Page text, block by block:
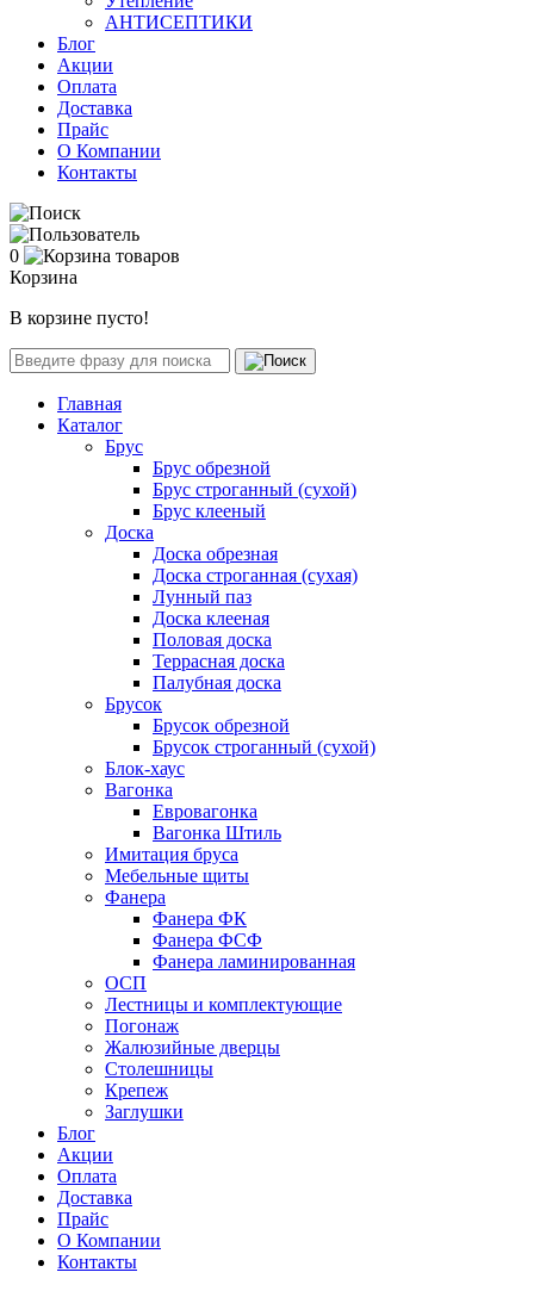
АНТИСЕПТИКИ
Блог
Акции
Оплата
Доставка
Прайс
О Компании
Контакты
0
Корзина
В корзине пусто!
Главная
Каталог
Брус
Брус обрезной
Брус строганный (сухой)
Брус клееный
Доска
Доска обрезная
Доска строганная (сухая)
Лунный паз
Доска клееная
Половая доска
Террасная доска
Палубная доска
Брусок
Брусок обрезной
Брусок строганный (сухой)
Блок-хаус
Вагонка
Евровагонка
Вагонка Штиль
Имитация бруса
Мебельные щиты
Фанера
Фанера ФК
Фанера ФСФ
Фанера ламинированная
ОСП
Лестницы и комплектующие
Погонаж
Жалюзийные дверцы
Столешницы
Крепеж
Заглушки
Блог
Акции
Оплата
Доставка
Прайс
О Компании
Контакты